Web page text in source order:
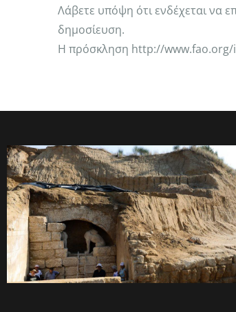
Λάβετε υπόψη ότι ενδέχεται να
δημοσίευση.
Η πρόσκληση http://